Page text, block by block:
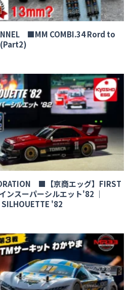
■MM COMBI.34 Rord to
■【京商エッグ】FIRST
ンスーパーシルエット'82 ｜
SILHOUETTE '82